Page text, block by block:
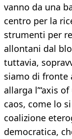
vanno da una
centro per la
strumenti per
allontani dal
tuttavia,
siamo di fronte
allarga l’“axis
caos, come lo
coalizione
democratica,